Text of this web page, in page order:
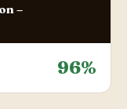
–
96%